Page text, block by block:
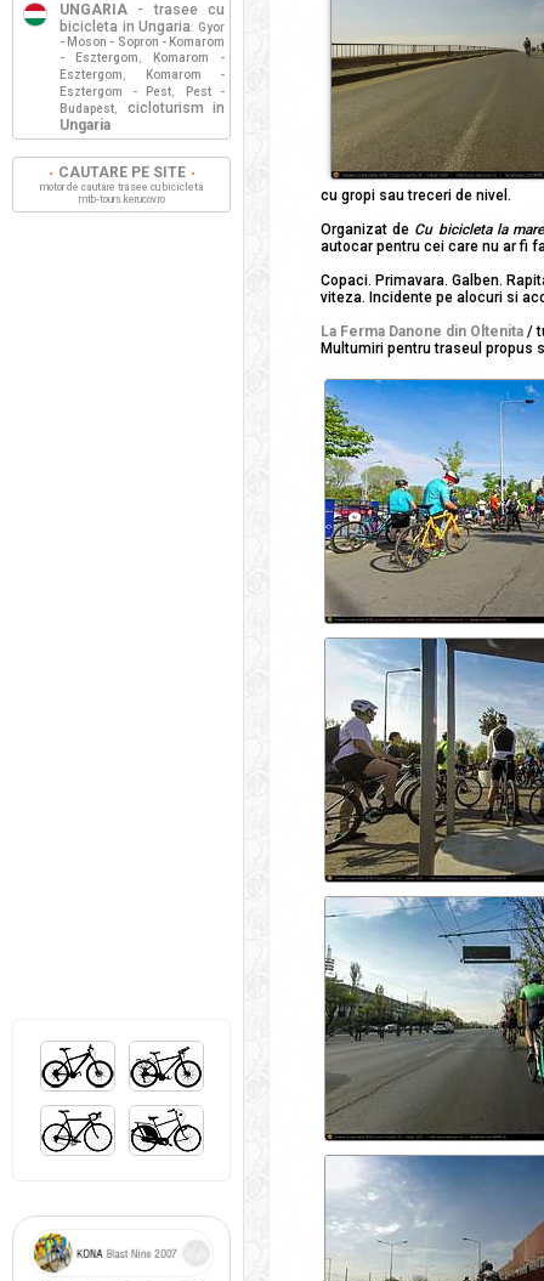
cu gropi sau treceri de nivel.
Organizat de Cu bicicleta la mare
autocar pentru cei care nu ar fi
Copaci. Primavara. Galben.
viteza. Incidente pe alocuri si
La Ferma Danone din Oltenita/
Multumiri pentru traseul propus
UNGARIA - trasee cu
bicicleta in Ungaria: Gyor
- Moson - Sopron - Komarom
- Esztergom ,
Komarom -
Esztergom ,
Komarom -
Esztergom - Pest,
Pest -
Budapest,
cicloturism in
Ungaria
CAUTARE PE SITE
motor de cautare trasee cu bicicleta
mtb-tours.kerucov.ro